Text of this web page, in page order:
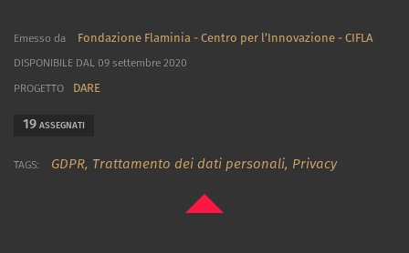
Emesso da Fondazione Flaminia - Centro per l’Innovazione - CIFLA
DISPONIBILE DAL 09 settembre 2020
PROGETTO
DARE
19 ASSEGNATI
TAGS: GDPR, Trattamento dei dati personali, Privacy